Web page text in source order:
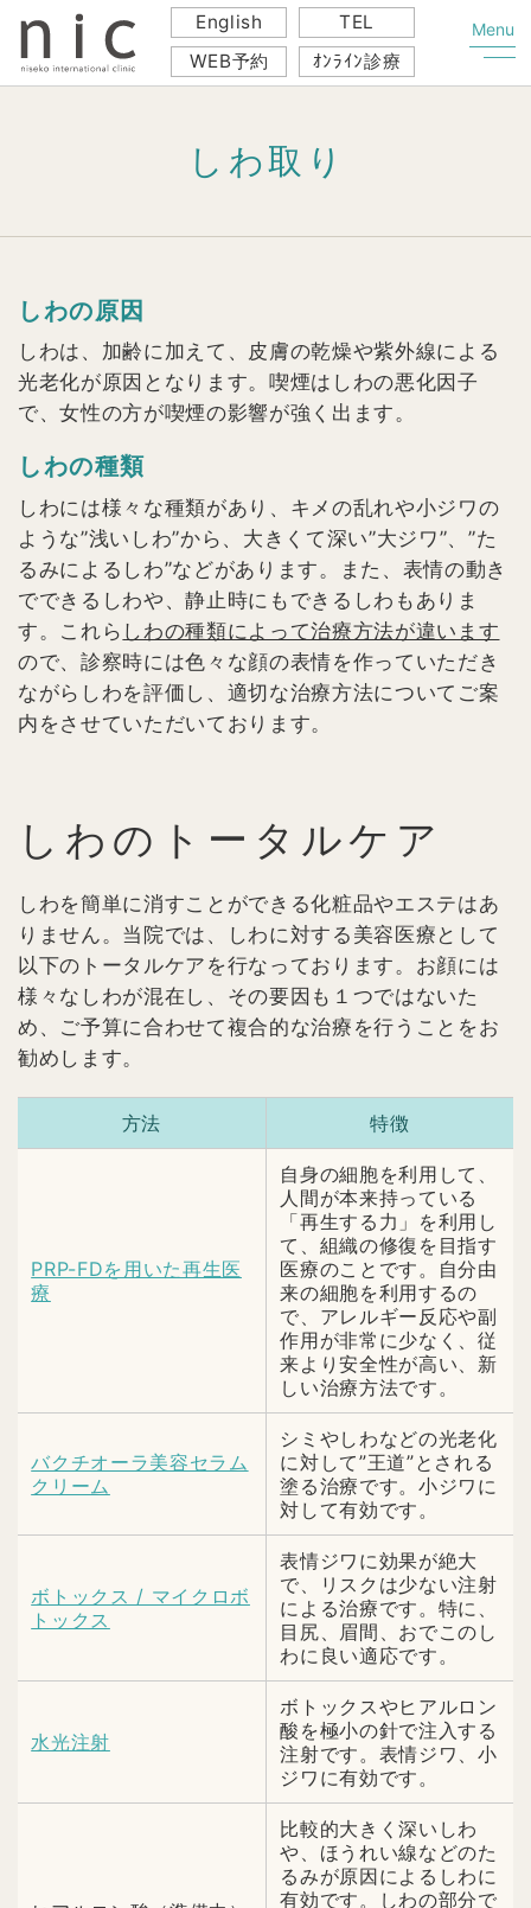
English
WEB予約
TEL
ｵﾝﾗｲﾝ診療
しわ取り
しわの原因
しわは、加齢に加えて、皮膚の乾燥や紫外線による
光老化が原因となります。喫煙はしわの悪化因子
で、女性の方が喫煙の影響が強く出ます。
しわの種類
しわには様々な種類があり、キメの乱れや小ジワの
ような”浅いしわ”から、大きくて深い”大ジワ”、”た
るみによるしわ”などがあります。また、表情の動き
でできるしわや、静止時にもできるしわもありま
す。これら しわの種類によって治療方法が違います
ので、診察時には色々な顔の表情を作っていただき
ながらしわを評価し、適切な治療方法についてご案
内をさせていただいております。
しわのトータルケア
しわを簡単に消すことができる化粧品やエステはあ
りません。当院では、しわに対する美容医療として
以下のトータルケアを行なっております。お顔には
様々なしわが混在し、その要因も１つではないた
め、ご予算に合わせて複合的な治療を行うことをお
勧めします。
方法 特徴
PRP-FDを用いた再生医
療
自身の細胞を利用して、
人間が本来持っている
「再生する力」を利用し
て、組織の修復を目指す
医療のことです。自分由
来の細胞を利用するの
で、アレルギー反応や副
作用が非常に少なく、従
来より安全性が高い、新
しい治療方法です。
バクチオーラ美容セラム
クリーム
シミやしわなどの光老化
に対して”王道”とされる
塗る治療です。小ジワに
対して有効です。
ボトックス / マイクロボ
トックス
表情ジワに効果が絶大
で、リスクは少ない注射
による治療です。特に、
目尻、眉間、おでこのし
わに良い適応です。
水光注射
ボトックスやヒアルロン
酸を極小の針で注入する
注射です。表情ジワ、小
ジワに有効です。
比較的大きく深いしわ
や、ほうれい線などのた
るみが原因によるしわに
有効です。しわの部分で